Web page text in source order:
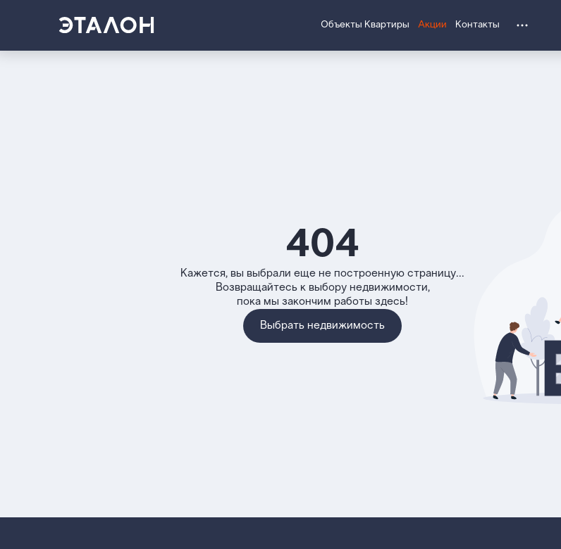
Объекты Квартиры Акции Контакты
404
Кажется, вы выбрали еще не построенную страницу...
Возвращайтесь к выбору недвижимости,
пока мы закончим работы здесь!
Выбрать недвижимость